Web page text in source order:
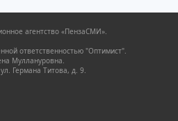
агентство «ПензаСМИ».
ответственностью "Оптимист".
Муллануровна.
Германа Титова, д. 9.